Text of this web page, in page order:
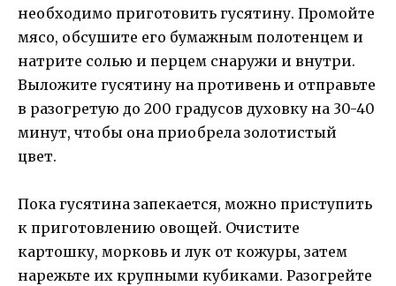
необходимо приготовить гусятину. Промойте
мясо, обсушите его бумажным полотенцем и
натрите солью и перцем снаружи и внутри.
Выложите гусятину на противень и отправьте
в разогретую до 200 градусов духовку на 30-40
минут, чтобы она приобрела золотистый
цвет.
Пока гусятина запекается, можно приступить
к приготовлению овощей. Очистите
картошку, морковь и лук от кожуры, затем
нарежьте их крупными кубиками. Разогрейте